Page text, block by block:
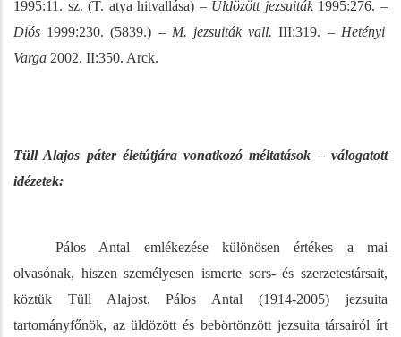
1995:11. sz. (T. atya hitvallása) – Üldözött jezsuiták1995:276. –
Diós 1999:230. (5839.) – M. jezsuiták vall. III:319. –Hetényi
Varga 2002. II:350. Arck.
Tüll Alajos páter életútjára vonatkozó méltatások – válogatott
idézetek:
Pálos Antal emlékezése különösen értékes a mai
olvasónak, hiszen személyesen ismerte sors- és szerzetestársait,
köztük Tüll Alajost. Pálos Antal (1914-2005) jezsuita
tartományfőnök, az üldözött és bebörtönzött jezsuita társairól írt